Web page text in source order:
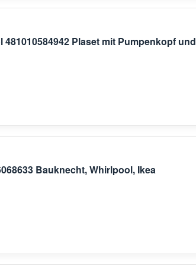
Plaset mit Pumpenkopf und
Bauknecht, Whirlpool, Ikea